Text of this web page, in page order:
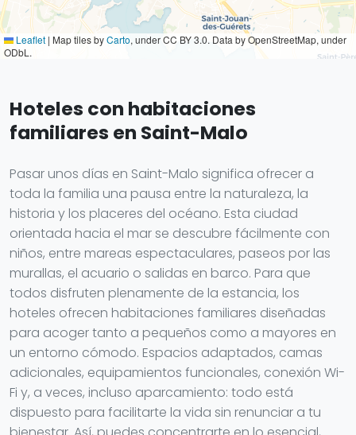
Leaflet | Map tiles byCarto, under CC BY 3.0. Data by OpenStreetMap, under
ODbL.
Hoteles con habitaciones
familiares en Saint-Malo
Pasar unos días en Saint-Malo significa ofrecer a
toda la familia una pausa entre la naturaleza, la
historia y los placeres del océano. Esta ciudad
orientada hacia el mar se descubre fácilmente con
niños, entre mareas espectaculares, paseos por las
murallas, el acuario o salidas en barco. Para que
todos disfruten plenamente de la estancia, los
hoteles ofrecen habitaciones familiares diseñadas
para acoger tanto a pequeños como a mayores en
un entorno cómodo. Espacios adaptados, camas
adicionales, equipamientos funcionales, conexión Wi-
Fi y, a veces, incluso aparcamiento: todo está
dispuesto para facilitarte la vida sin renunciar a tu